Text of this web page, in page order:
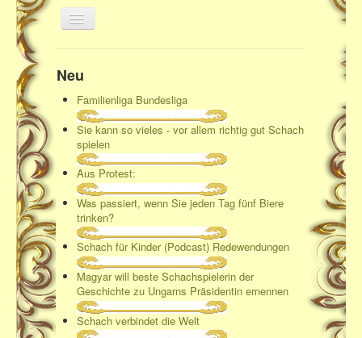
Navigation
an/aus
Neu
Familienliga Bundesliga
Sie kann so vieles - vor allem richtig gut Schach
spielen
Aus Protest:
Was passiert, wenn Sie jeden Tag fünf Biere
trinken?
Schach für Kinder (Podcast) Redewendungen
Magyar will beste Schachspielerin der
Geschichte zu Ungarns Präsidentin ernennen
Schach verbindet die Welt